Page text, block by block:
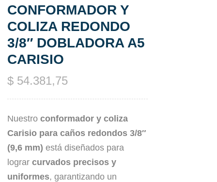
CONFORMADOR Y
COLIZA REDONDO
3/8″ DOBLADORA A5
CARISIO
$ 54.381,75
Nuestro conformador y coliza
Carisio para caños redondos 3/8″
(9,6 mm) está diseñados para
lograr curvados precisos y
uniformes, garantizando un